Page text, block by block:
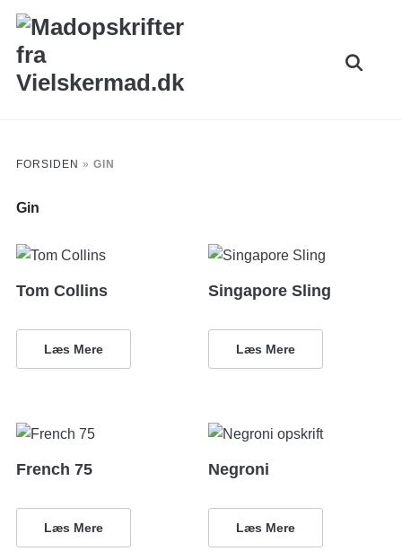
Skip
content
Search
FORSIDEN » GIN
Gin
Tom Collins
Læs Mere
Singapore Sling
Læs Mere
French 75
Læs Mere
Negroni
Læs Mere